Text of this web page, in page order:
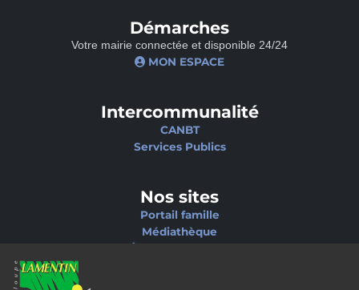
Démarches
Votre mairie connectée et disponible 24/24
MON ESPACE
Intercommunalité
CANBT
Services Publics
Nos sites
Portail famille
Médiathèque